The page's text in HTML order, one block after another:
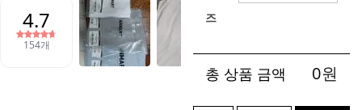
즈
총 상품 금액 0원